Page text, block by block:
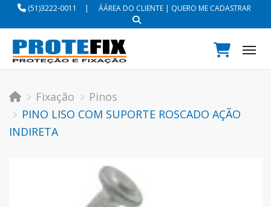
(51)3222-0011 | ÁÁREA DO CLIENTE| QUERO ME CADASTRAR
Fixação
Pinos
PINO LISO COM SUPORTE ROSCADO AÇÃO
INDIRETA